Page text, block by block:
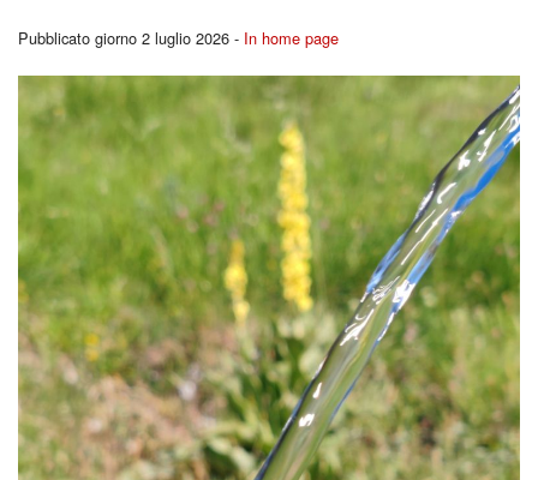
Pubblicato giorno 2 luglio 2026 - In home page